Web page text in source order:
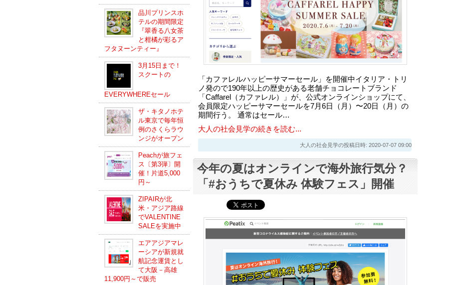
品川プリンスホ
テルの期間限定
『翠香る八女茶
と柑橘が彩るア
フタヌーンティー』
3月15日まで！
スクートの
EVERYWHEREセール
ザ・キタノホテ
ル東京で毎年恒
例のさくらラウ
ンジがオープン
Peachが旅フェ
ス〔第3弾〕開
催！片道5,000
円～
ZIPAIRが北
米・アジア路線
でVALENTINE
SALEを実施中
エアアジアマレ
ーシアが新規就
航記念運賃とし
て大阪－高雄
11,900円～で販売
「カファレルハッピーサマーセール」を開催中イタリア・トリ
ノ発ので190年以上の歴史がある老舗チョコレートブランド
「Caffarel（カファレル）」が、公式オンラインショップにて、
会員限定ハッピーサマーセールを7月6日（月）〜20日（月）の
期間行う。 通常はセール…
大人の社会見学の続きを読む...
大人の社会見学の投稿日時: 2020-07-07 09:00
今年の夏はオンラインで海外旅行気分？
「#おうちで夏休み 体験フェス」開催